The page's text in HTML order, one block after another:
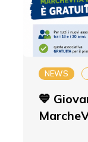
NEWS
💙